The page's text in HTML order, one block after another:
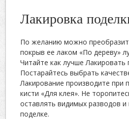
Лакировка
По желанию можно
покрыв ее лаком «По дереву»
Читайте как лучше Лакировать
Постарайтесь выбрать
Лакирование производите при
кисти «Для клея». Не
оставлять видимых разводов и
поделке.